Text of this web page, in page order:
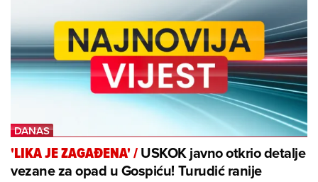
'LIKA JE ZAGAĐENA'/USKOK javno otkrio detalje
vezane za opad u Gospiću! Turudić ranije